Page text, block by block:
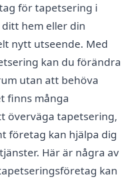
för tapetsering i
hem eller din
nytt utseende. Med
kan du förändra
utan att behöva
finns många
överväga tapetsering,
företag kan hjälpa dig
Här är några av
kan